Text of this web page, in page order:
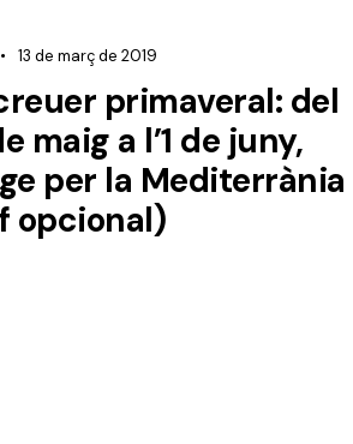
13 de març de 2019
primaveral: del
maig a l’1 de juny,
per la Mediterrània
opcional)